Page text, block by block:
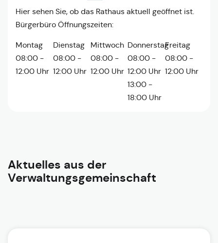
Hier sehen Sie, ob das Rathaus aktuell geöffnet ist.
Bürgerbüro Öffnungszeiten:
Montag
08:00 -
12:00 Uhr
Dienstag
08:00 -
12:00 Uhr
Mittwoch
08:00 -
12:00 Uhr
Donnerstag
08:00 -
12:00 Uhr
13:00 -
18:00 Uhr
Freitag
08:00 -
12:00 Uhr
Aktuelles aus der
Verwaltungsgemeinschaft